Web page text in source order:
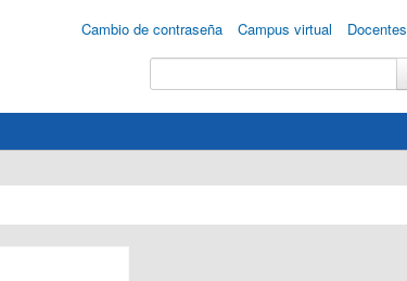
Cambio de contraseña Campus virtual Docentes